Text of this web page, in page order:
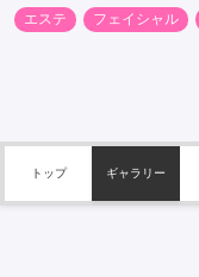
エステ フェイシャル
トップ ギャラリー